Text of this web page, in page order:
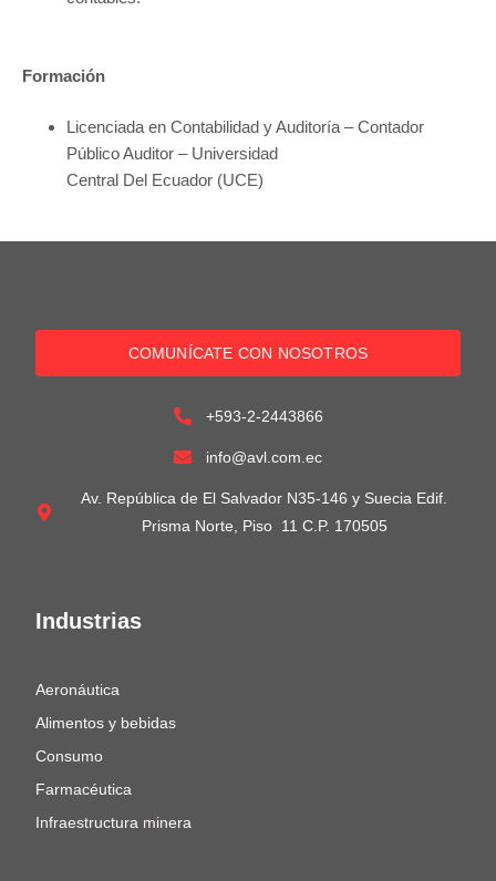
Formación
Licenciada en Contabilidad y Auditoría – Contador
Público Auditor – Universidad
Central Del Ecuador (UCE)
Industrias
Aeronáutica
Alimentos y bebidas
Consumo
Farmacéutica
Infraestructura minera
COMUNÍCATE CON NOSOTROS
+593-2-2443866
info@avl.com.ec
Av. República de El Salvador N35-146 y Suecia Edif.
Prisma Norte, Piso 11 C.P. 170505